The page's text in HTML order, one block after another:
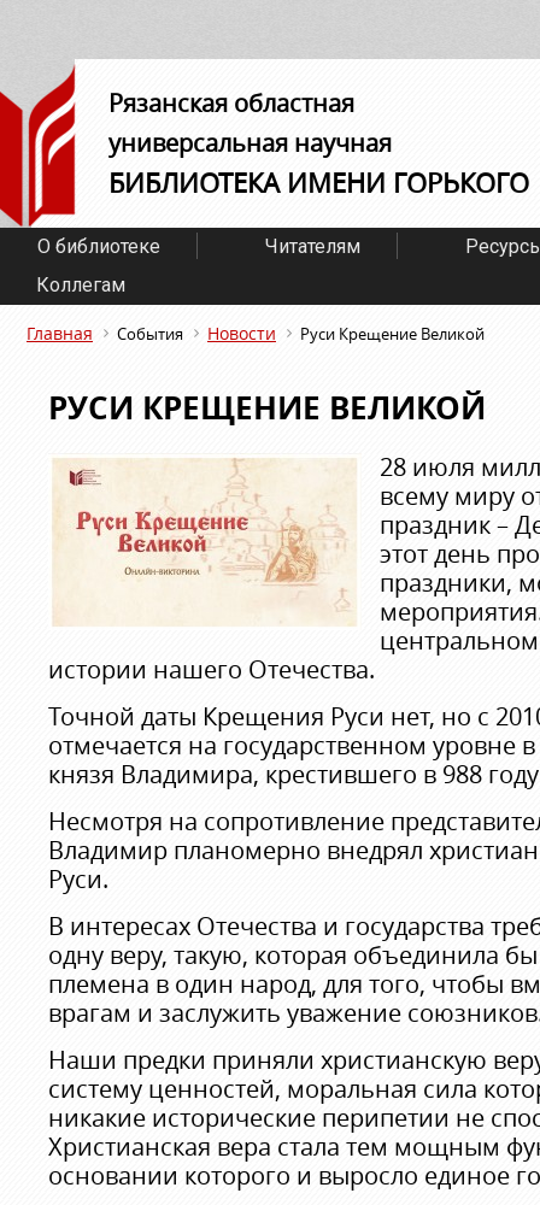
Рязанская областная
универсальная научная
БИБЛИОТЕКА ИМЕНИ ГОРЬКОГО
О библиотеке Читателям
Коллегам
Главная События Новости Руси Крещение Великой
РУСИ КРЕЩЕНИЕ ВЕЛИКОЙ
28 июля
всему миру
праздник –
этот день
праздники,
истории нашего Отечества.
Точной даты Крещения Руси нет, но с
отмечается на государственном уровне
князя Владимира, крестившего в 988
Несмотря на сопротивление
Владимир планомерно внедрял
Руси.
В интересах Отечества и государства
одну веру, такую, которая объединила
племена в один народ, для того, чтобы
врагам и заслужить уважение
Наши предки приняли христианскую
систему ценностей, моральная сила
никакие исторические перипетии не
Христианская вера стала тем мощным
основании которого и выросло единое